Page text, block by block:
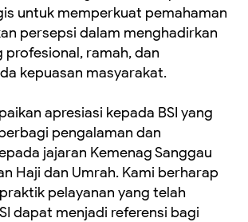
untuk memperkuat pemahaman
persepsi dalam menghadirkan
profesional, ramah, dan
kepuasan masyarakat.
apresiasi kepada BSI yang
pengalaman dan
jajaran Kemenag Sanggau
Haji dan Umrah. Kami berharap
pelayanan yang telah
dapat menjadi referensi bagi